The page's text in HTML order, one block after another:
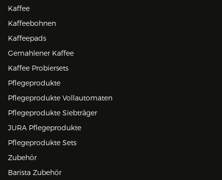
Kaffee
Kaffeebohnen
Kaffeepads
Gemahlener Kaffee
Kaffee Probiersets
Pflegeprodukte
Pflegeprodukte Vollautomaten
Pflegeprodukte Siebträger
JURA Pflegeprodukte
Pflegeprodukte Sets
Zubehör
Barista Zubehör